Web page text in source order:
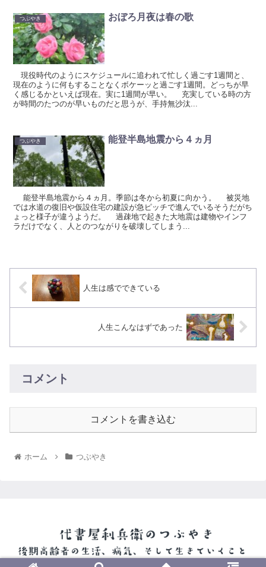
つぶやき おぼろ月夜は春の歌
現役時代のようにスケジュールに追われて忙しく過ごす1週間と、
現在のように何もすることなくボケーッと過ごす1週間。どっちが早
く感じるかといえば現在。実に1週間が早い。 充実している時の方
が時間のたつのが早いものだと思うが、手持無沙汰...
つぶやき 能登半島地震から４ヵ月
能登半島地震から４ヵ月。季節は冬から初夏に向かう。 被災地
では水道の復旧や仮設住宅の建設が急ピッチで進んでいるそうだがち
ょっと様子が違うようだ。 過疎地で起きた大地震は建物やインフ
ラだけでなく、人とのつながりを破壊してしまう...
人生は感でできている
人生こんなはずであった
コメント
コメントを書き込む
ホーム つぶやき